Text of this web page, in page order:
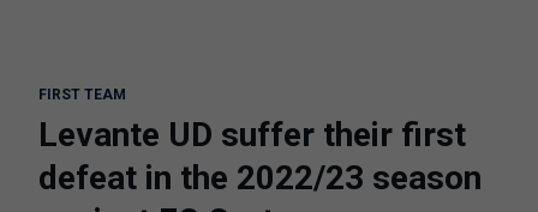
FIRST TEAM
Levante UD suffer their first
defeat in the 2022/23 season